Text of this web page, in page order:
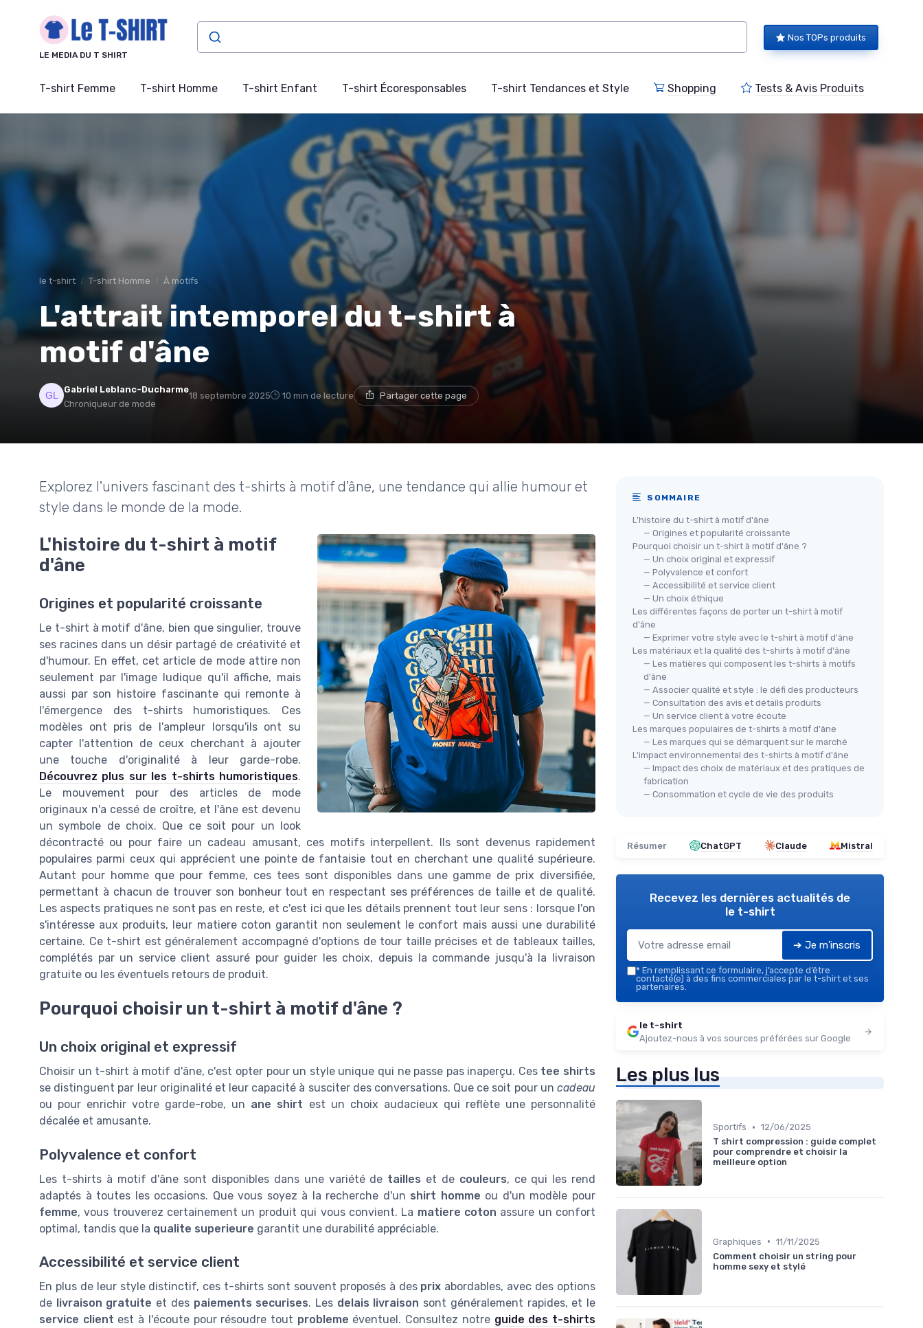
LE MEDIA DU T SHIRT
Nos TOPs produits
T-shirt Femme T-shirt Homme T-shirt Enfant T-shirt Écoresponsables T-shirt Tendances et Style Shopping Tests & Avis Produits
le t-shirt T-shirt Homme À motifs
L'attrait intemporel du t-shirt à
motif d'âne
Gabriel Leblanc-Ducharme
Chroniqueur de mode
18 septembre 2025 10 min de lecture Partager cette page
Explorez l'univers fascinant des t-shirts à motif d'âne, une tendance qui allie humour et
style dans le monde de la mode.
L'histoire du t-shirt à motif
d'âne
Origines et popularité croissante
Le t-shirt à motif d'âne, bien que singulier, trouve
ses racines dans un désir partagé de créativité et
d'humour. En effet, cet article de mode attire non
seulement par l'image ludique qu'il affiche, mais
aussi par son histoire fascinante qui remonte à
l'émergence des t-shirts humoristiques. Ces
modèles ont pris de l'ampleur lorsqu'ils ont su
capter l'attention de ceux cherchant à ajouter
une touche d'originalité à leur garde-robe.
Découvrez plus sur les t-shirts humoristiques.
Le mouvement pour des articles de mode
originaux n'a cessé de croître, et l'âne est devenu
un symbole de choix. Que ce soit pour un look
décontracté ou pour faire un cadeau amusant, ces motifs interpellent. Ils sont devenus rapidement
populaires parmi ceux qui apprécient une pointe de fantaisie tout en cherchant une qualité supérieure.
Autant pour homme que pour femme, ces tees sont disponibles dans une gamme de prix diversifiée,
permettant à chacun de trouver son bonheur tout en respectant ses préférences de taille et de qualité.
Les aspects pratiques ne sont pas en reste, et c'est ici que les détails prennent tout leur sens : lorsque l'on
s'intéresse aux produits, leur matiere coton garantit non seulement le confort mais aussi une durabilité
certaine. Ce t-shirt est généralement accompagné d'options de tour taille précises et de tableaux tailles,
complétés par un service client assuré pour guider les choix, depuis la commande jusqu'à la livraison
gratuite ou les éventuels retours de produit.
Pourquoi choisir un t-shirt à motif d'âne ?
Un choix original et expressif
Choisir un t-shirt à motif d'âne, c'est opter pour un style unique qui ne passe pas inaperçu. Ces tee shirts
se distinguent par leur originalité et leur capacité à susciter des conversations. Que ce soit pour un cadeau
ou pour enrichir votre garde-robe, un ane shirt est un choix audacieux qui reflète une personnalité
décalée et amusante.
Polyvalence et confort
Les t-shirts à motif d'âne sont disponibles dans une variété de tailles et de couleurs, ce qui les rend
adaptés à toutes les occasions. Que vous soyez à la recherche d'un shirt homme ou d'un modèle pour
femme, vous trouverez certainement un produit qui vous convient. La matiere coton assure un confort
optimal, tandis que la qualite superieure garantit une durabilité appréciable.
Accessibilité et service client
En plus de leur style distinctif, ces t-shirts sont souvent proposés à des prix abordables, avec des options
de livraison gratuite et des paiements securises. Les delais livraison sont généralement rapides, et le
service client est à l'écoute pour résoudre tout probleme éventuel. Consultez notre guide des t-shirts
SOMMAIRE
L'histoire du t-shirt à motif d'âne
— Origines et popularité croissante
Pourquoi choisir un t-shirt à motif d'âne ?
— Un choix original et expressif
— Polyvalence et confort
— Accessibilité et service client
— Un choix éthique
Les différentes façons de porter un t-shirt à motif
d'âne
— Exprimer votre style avec le t-shirt à motif d'âne
Les matériaux et la qualité des t-shirts à motif d'âne
— Les matières qui composent les t-shirts à motifs
d'âne
— Associer qualité et style : le défi des producteurs
— Consultation des avis et détails produits
— Un service client à votre écoute
Les marques populaires de t-shirts à motif d'âne
— Les marques qui se démarquent sur le marché
L'impact environnemental des t-shirts à motif d'âne
— Impact des choix de matériaux et des pratiques de
fabrication
— Consommation et cycle de vie des produits
Résumer ChatGPT Claude Mistral
Recevez les dernières actualités de
le t-shirt
➔ Je m'inscris
* En remplissant ce formulaire, j’accepte d’être
contacté(e) à des fins commerciales par le t-shirt et ses
partenaires.
le t-shirt
Ajoutez-nous à vos sources préférées sur Google
Les plus lus
Sportifs • 12/06/2025
T shirt compression : guide complet
pour comprendre et choisir la
meilleure option
Graphiques • 11/11/2025
Comment choisir un string pour
homme sexy et stylé